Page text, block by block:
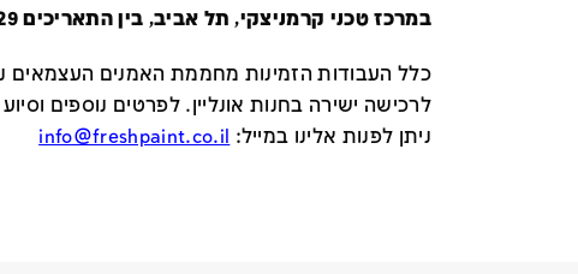
במרכז טכני קרמניצקי, תל אביב, בין התאריכים 24-29 ביוני.
כלל העבודות הזמינות מחממת האמנים העצמאים
לרכישה ישירה בחנות אונליין.לפרטים נוספים
ניתן לפנות אלינו במייל:
info@freshpaint.co.il